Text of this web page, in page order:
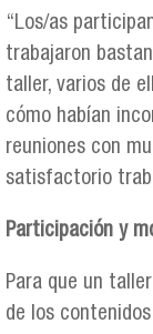
“Los/as
trabajaron
taller, varios de
cómo habían
reuniones con
satisfactorio
Participación y
Para que un
de los